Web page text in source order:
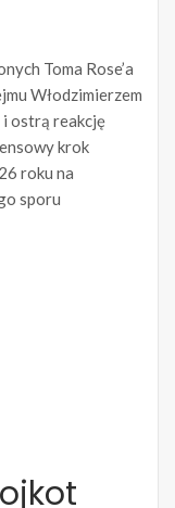
Toma Rose’a
Włodzimierzem
i ostrą reakcję
krok
roku na
sporu